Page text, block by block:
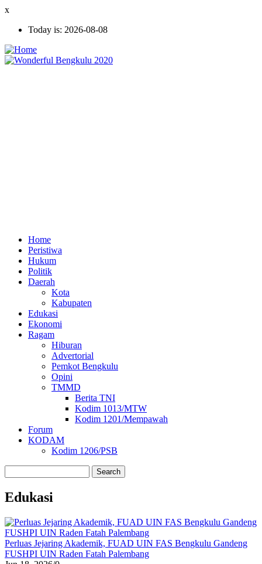
Skip
main
x
Today is: 2026-08-08
Ekonomi
Home
Peristiwa
Hukum
Politik
Daerah
Kota
Kabupaten
Edukasi
Ekonomi
Ragam
Hiburan
Advertorial
Pemkot Bengkulu
Opini
TMMD
Berita TNI
Kodim 1013/MTW
Kodim 1201/Mempawah
Forum
KODAM
Kodim 1206/PSB
Edukasi
Perluas Jejaring Akademik, FUAD UIN FAS Bengkulu Gandeng
FUSHPI UIN Raden Fatah Palembang